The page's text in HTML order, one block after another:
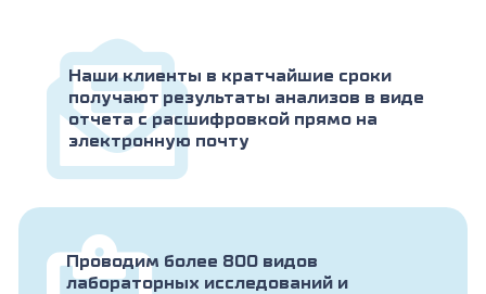
Наши клиенты в кратчайшие сроки
получают результаты анализов в виде
отчета с расшифровкой прямо на
электронную почту
Проводим более 800 видов
лабораторных исследований и